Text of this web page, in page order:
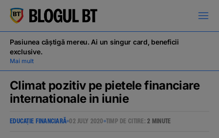
кириллица
Pasiunea câștigă mereu. Ai un singur card, beneficii
exclusive.
Mai mult
Climat pozitiv pe pietele financiare
internationale in iunie
EDUCAȚIE FINANCIARĂ 02 JULY 2020 TIMP DE CITIRE:2 MINUTE